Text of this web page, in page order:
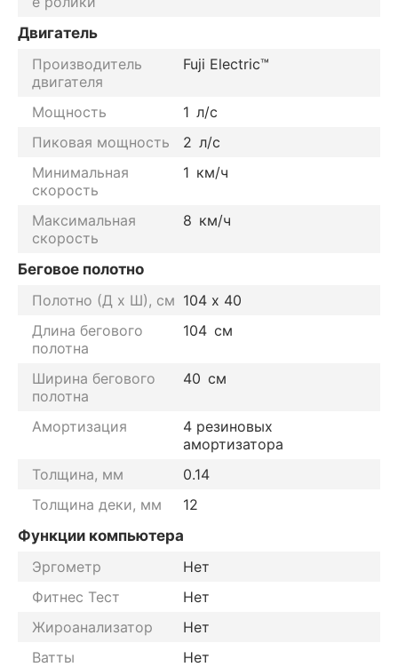
Двигатель
Производитель
двигателя
Fuji Electric™
Мощность 1 л/с
Пиковая мощность
2 л/с
Минимальная
скорость
1 км/ч
Максимальная
скорость
8 км/ч
Беговое полотно
Полотно (Д х Ш), см 104 х 40
Длина бегового
полотна
104 см
Ширина бегового
полотна
40 см
Амортизация
4 резиновых
амортизатора
Толщина, мм
0.14
Толщина деки, мм
12
Функции компьютера
Эргометр
Нет
Фитнес Тест
Нет
Жироанализатор
Нет
Ватты
Нет